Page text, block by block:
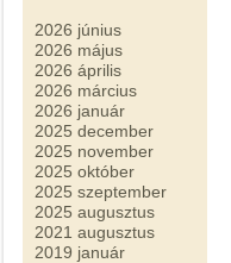
2026 június
2026 május
2026 április
2026 március
2026 január
2025 december
2025 november
2025 október
2025 szeptember
2025 augusztus
2021 augusztus
2019 január